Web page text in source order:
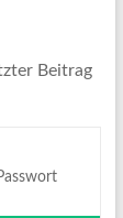
Beitrag